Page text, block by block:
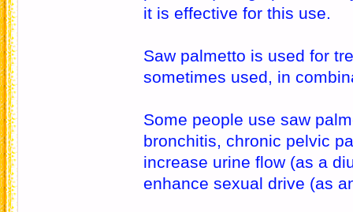
it is effective for this use.
Saw palmetto is used for
sometimes used, in
Some people use saw
bronchitis, chronic pelvic
increase urine flow (as a
enhance sexual drive (as